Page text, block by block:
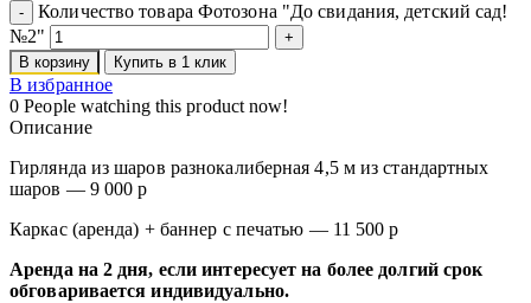
Количество товара Фотозона "До свидания, детский сад!
№2"
В корзину Купить в 1 клик
В избранное
0 People watching this product now!
Описание
Гирлянда из шаров разнокалиберная 4,5 м из стандартных
шаров — 9 000 р
Каркас (аренда) + баннер с печатью — 11 500 р
Аренда на 2 дня, если интересует на более долгий срок
обговаривается индивидуально.